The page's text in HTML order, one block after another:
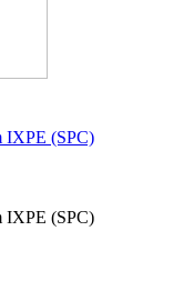
IXPE (SPC)
IXPE (SPC)